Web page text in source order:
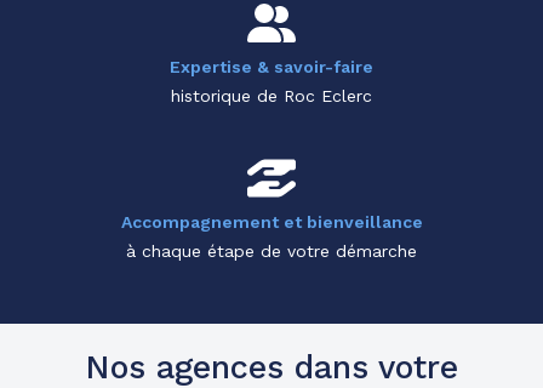
Expertise & savoir-faire
historique de Roc Eclerc
Accompagnement et bienveillance
à chaque étape de votre démarche
Nos agences dans votre